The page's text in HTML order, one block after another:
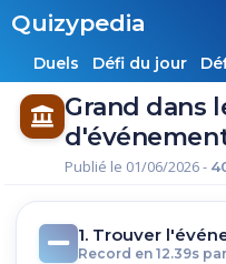
Quizypedia
Duels
Défi du jour
Grand dans
Publié le 01/06/2026 -
1. Trouver
Record en 12.39s